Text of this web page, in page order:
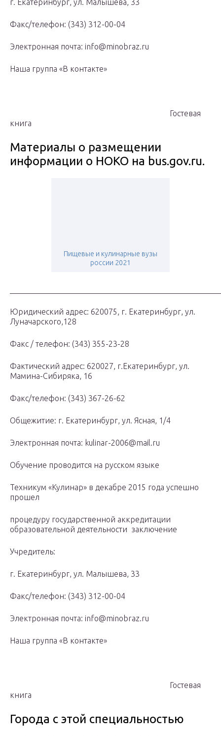
г. Екатеринбург, ул. Малышева, 33
Факс/телефон: (343) 312-00-04
Электронная почта: info@minobraz.ru
Наша группа «В контакте»
Гостевая
книга
Материалы о размещении
информации о НОКО на bus.gov.ru.
Пищевые и кулинарные вузы
россии 2021
Юридический адрес: 620075, г. Екатеринбург, ул.
Луначарского,128
Факс / телефон: (343) 355-23-28
Фактический адрес: 620027, г.Екатеринбург, ул.
Мамина-Сибиряка, 16
Факс/телефон: (343) 367-26-62
Общежитие: г. Екатеринбург, ул. Ясная, 1/4
Электронная почта: kulinar-2006@mail.ru
Обучение проводится на русском языке
Техникум «Кулинар» в декабре 2015 года успешно
прошел
процедуру государственной аккредитации
образовательной деятельности заключение
Учредитель:
г. Екатеринбург, ул. Малышева, 33
Факс/телефон: (343) 312-00-04
Электронная почта: info@minobraz.ru
Наша группа «В контакте»
Гостевая
книга
Города с этой специальностью